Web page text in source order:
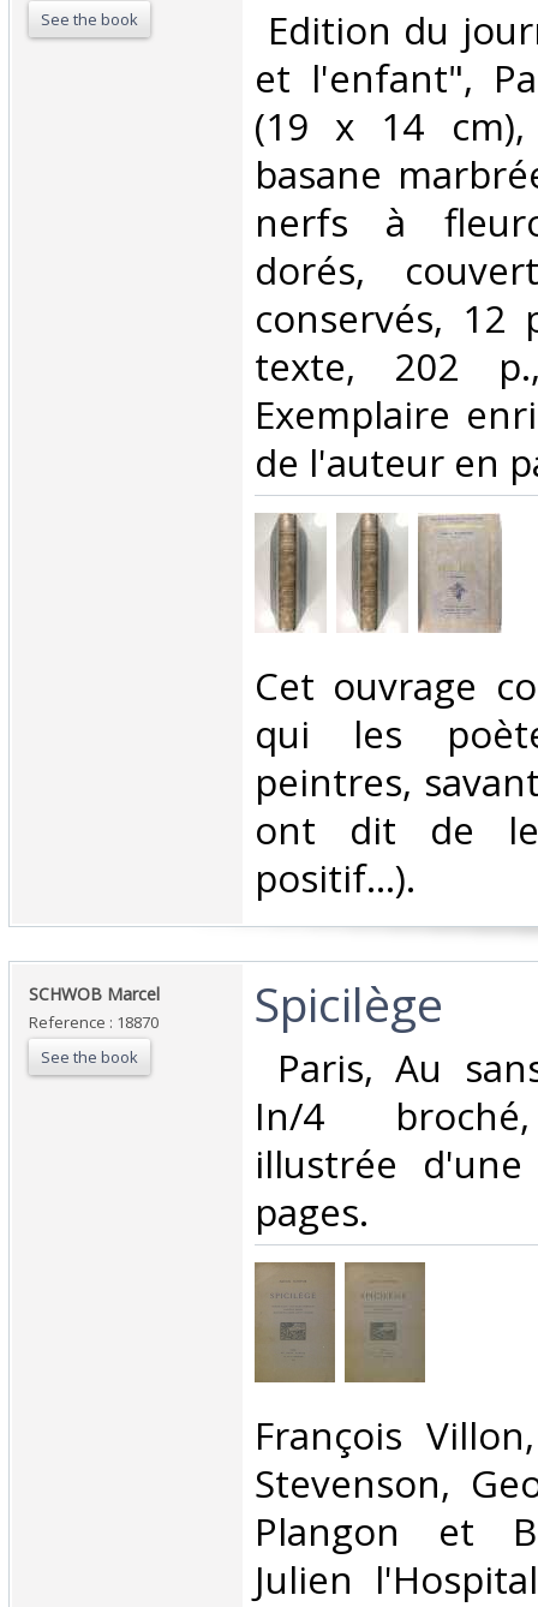
See the book
Edition du
et l'enfant",
(19 x 14
basane
nerfs à
dorés,
conservés, 12
texte, 202
Exemplaire
de l'auteur en
‎Cet ouvrage
qui les
peintres,
ont dit de
positif...). ‎
‎SCHWOB Marcel‎
Reference : 18870
See the book
‎Spicilège‎
Paris, Au
In/4
illustrée
pages.‎
‎François
Stevenson,
Plangon et
Julien